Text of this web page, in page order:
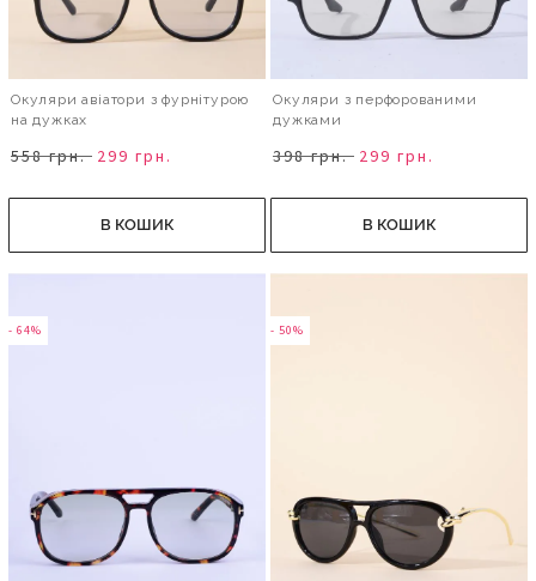
Окуляри авіатори з фурнітурою
на дужках
558 грн. 299 грн.
В КОШИК
Окуляри з перфорованими
дужками
398 грн. 299 грн.
В КОШИК
- 64% - 50%